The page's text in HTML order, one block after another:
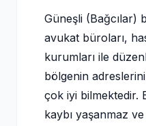
Güneşli (Bağcılar)
avukat büroları,
kurumları ile
bölgenin
çok iyi bilmektedir.
kaybı yaşanmaz